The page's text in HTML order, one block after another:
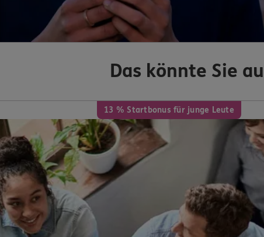
Das könnte Sie
13 % Startbonus für junge Leute